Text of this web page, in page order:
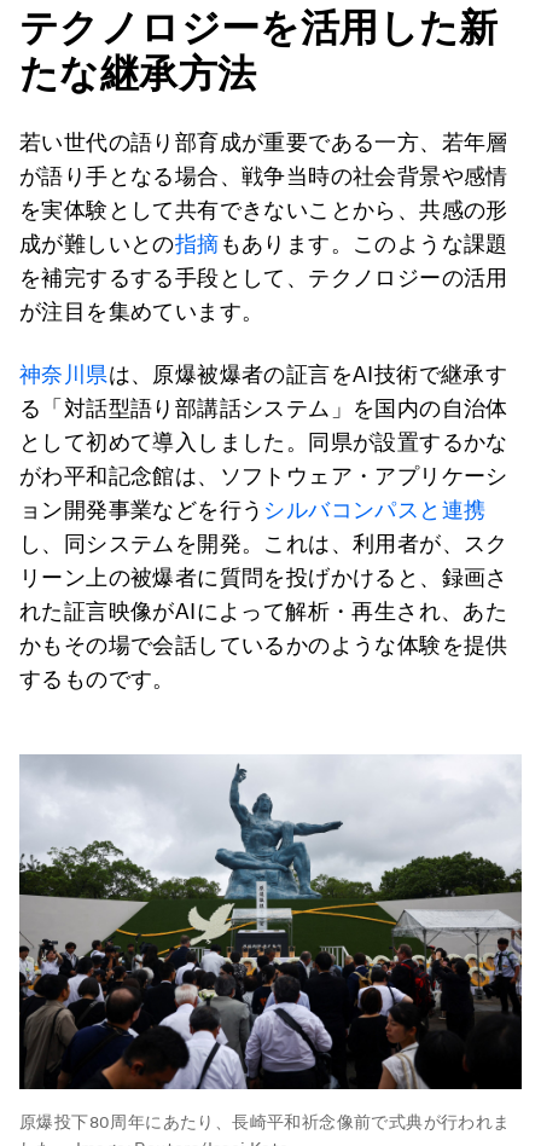
テクノロジーを活用した新
たな継承方法
若い世代の語り部育成が重要である一方、若年層
が語り手となる場合、戦争当時の社会背景や感情
を実体験として共有できないことから、共感の形
成が難しいとの指摘もあります。このような課題
を補完するする手段として、テクノロジーの活用
が注目を集めています。
神奈川県は、原爆被爆者の証言をAI技術で継承す
る「対話型語り部講話システム」を国内の自治体
として初めて導入しました。同県が設置するかな
がわ平和記念館は、ソフトウェア・アプリケーシ
ョン開発事業などを行う シルバコンパスと連携
し、同システムを開発。これは、利用者が、スク
リーン上の被爆者に質問を投げかけると、録画さ
れた証言映像がAIによって解析・再生され、あた
かもその場で会話しているかのような体験を提供
するものです。
原爆投下80周年にあたり、長崎平和祈念像前で式典が行われま